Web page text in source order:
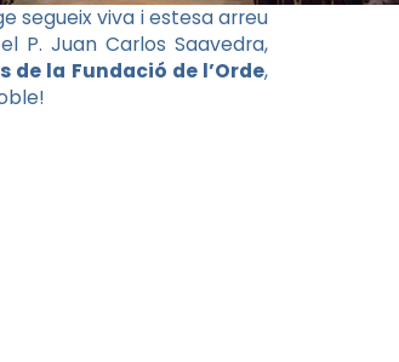
segueix viva i estesa arreu
P. Juan Carlos Saavedra,
la Fundació de l’Orde,